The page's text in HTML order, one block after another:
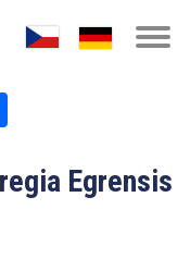
Egrensis